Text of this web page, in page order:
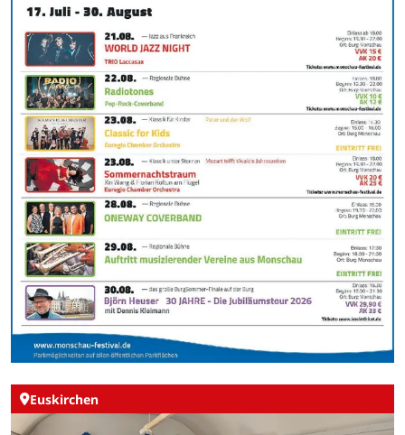
Euskirchen